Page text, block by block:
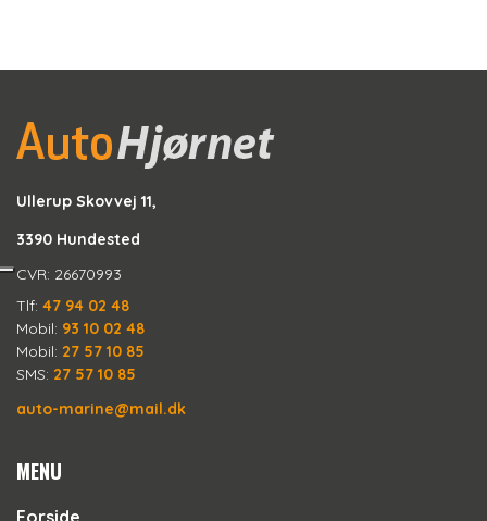
Ullerup Skovvej 11,
3390 Hundested
CVR: 26670993
Tlf: 47 94 02 48
Mobil: 93 10 02 48
Mobil: 27 57 10 85
SMS: 27 57 10 85
auto-marine@mail.dk
MENU